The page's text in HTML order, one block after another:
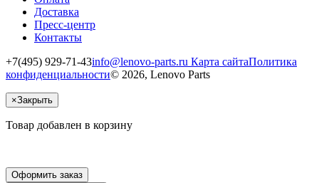
Доставка
Пресс-центр
Контакты
+7(495) 929-71-43info@lenovo-parts.ru Карта сайтаПолитика
конфиденциальности© 2026, Lenovo Parts
×Закрыть
Товар добавлен в корзину
Оформить заказ